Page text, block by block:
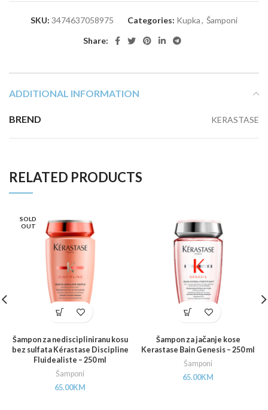
SKU: 3474637058975 Categories: Kupka, Šamponi
Share:
ADDITIONAL INFORMATION
BREND KERASTASE
RELATED PRODUCTS
SOLD
OUT
Šampon za nediscipliniranu kosu
bez sulfata Kérastase Discipline
Fluidealiste – 250 ml
Šamponi
65.00KM
Šampon za jačanje kose
Kerastase Bain Genesis – 250 ml
Šamponi
65.00KM